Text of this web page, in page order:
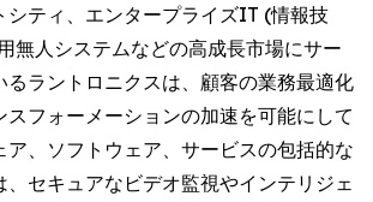
シティ、エンタープライズIT (情報技
無人システムなどの高成長市場にサー
るラントロニクスは、顧客の業務最適化
スフォーメーションの加速を可能にして
ア、ソフトウェア、サービスの包括的な
、セキュアなビデオ監視やインテリジェ